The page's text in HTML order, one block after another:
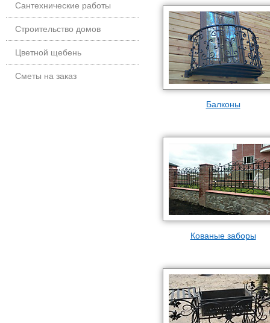
Сантехнические работы
Строительство домов
Цветной щебень
Сметы на заказ
Балконы
Кованые заборы